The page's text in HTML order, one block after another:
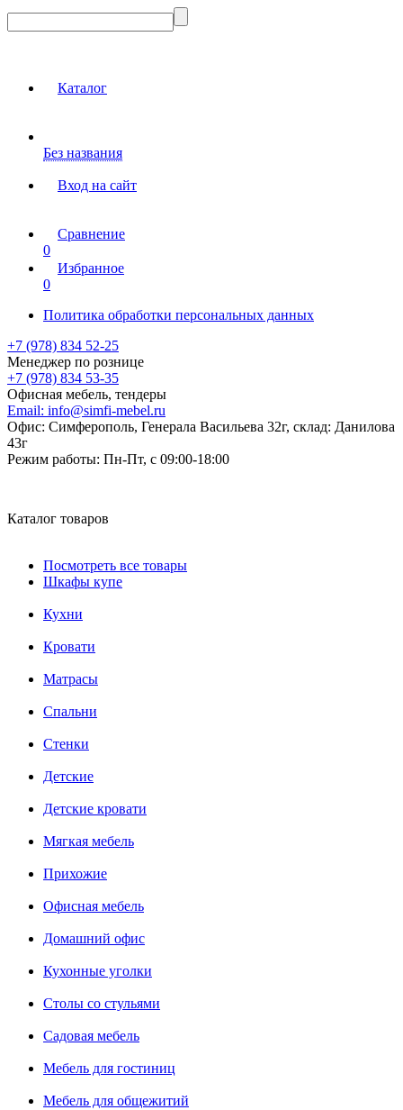
Каталог
Без названия
Вход на сайт
Сравнение
0
Избранное
0
Политика обработки персональных данных
+7 (978) 834 52-25
Менеджер по рознице
+7 (978) 834 53-35
Офисная мебель, тендеры
Email: info@simfi-mebel.ru
Офис: Симферополь, Генерала Васильева 32г, склад: Данилова
43г
Режим работы: Пн-Пт, с 09:00-18:00
Каталог товаров
Посмотреть все товары
Шкафы купе
Кухни
Кровати
Матрасы
Cпальни
Стенки
Детские
Детские кровати
Мягкая мебель
Прихожие
Офисная мебель
Домашний офис
Кухонные уголки
Столы со стульями
Садовая мебель
Мебель для гостиниц
Мебель для общежитий